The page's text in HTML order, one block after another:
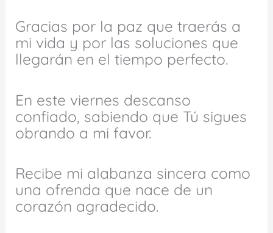
Gracias por la paz que traerás a
mi vida y por las soluciones que
llegarán en el tiempo perfecto.
En este viernes descanso
confiado, sabiendo que Tú sigues
obrando a mi favor.
Recibe mi alabanza sincera como
una ofrenda que nace de un
corazón agradecido.